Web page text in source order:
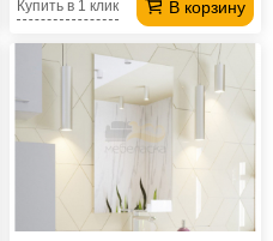
В корзину
Купить в 1 клик